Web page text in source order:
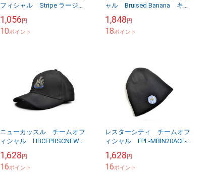
フィシャル Stripe ラージサ
【他商品同梱OK・送料無料商
品】
1,056円
10ポイント
ャル Bruised Banana キャ
1,848円
18ポイント
ニューカッスル チームオフ
ィシャル HBCEPBSCNEW
1,628円
16ポイント
レスターシティ チームオフ
ィシャル EPL-MBIN20ACE-
品同梱OK・送料無料商品】
1,628円
16ポイント